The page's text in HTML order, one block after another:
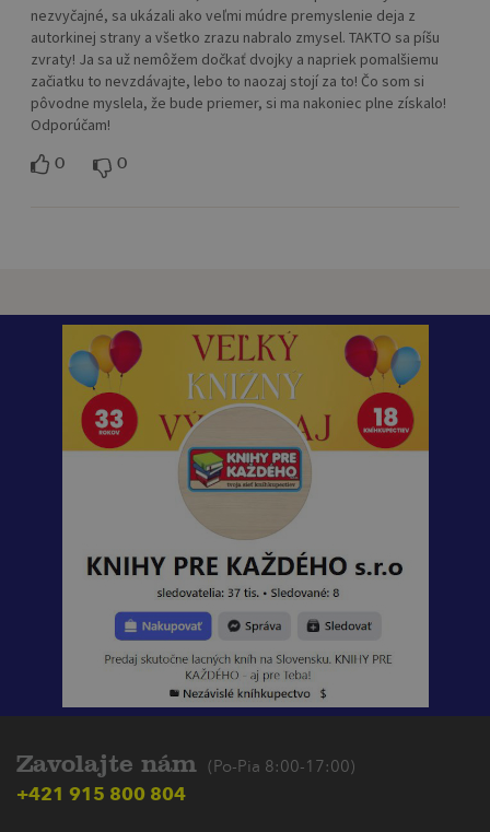
nezvyčajné, sa ukázali ako veľmi múdre premyslenie deja z
autorkinej strany a všetko zrazu nabralo zmysel. TAKTO sa píšu
zvraty! Ja sa už nemôžem dočkať dvojky a napriek pomalšiemu
začiatku to nevzdávajte, lebo to naozaj stojí za to! Čo som si
pôvodne myslela, že bude priemer, si ma nakoniec plne získalo!
Odporúčam!
0 0
Zavolajte nám (Po-Pia 8:00-17:00)
+421 915 800 804